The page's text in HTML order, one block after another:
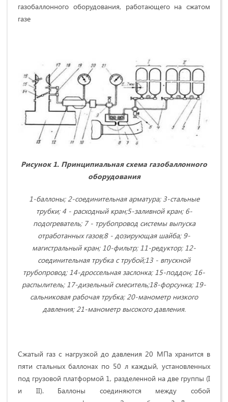
газобаллонного оборудования, работающего на сжатом
газе
Рисунок 1. Принципиальная схема газобаллонного
оборудования
1-баллоны; 2-соединительная арматура; 3-стальные
трубки; 4 - расходный кран;5-заливной кран; 6-
подогреватель; 7 - трубопровод системы выпуска
отработанных газов;8 - дозирующая шайба; 9-
магистральный кран; 10-фильтр; 11-редуктор; 12-
соединительная трубка с трубой;13 - впускной
трубопровод; 14-дроссельная заслонка; 15-поддон; 16-
распылитель; 17-дизельный смеситель;18-форсунка; 19-
сальниковая рабочая трубка; 20-манометр низкого
давления; 21-манометр высокого давления.
Сжатый газ с нагрузкой до давления 20 МПа хранится в
пяти стальных баллонах по 50 л каждый, установленных
под грузовой платформой 1, разделенной на две группы (I
и II). Баллоны соединяются между собой